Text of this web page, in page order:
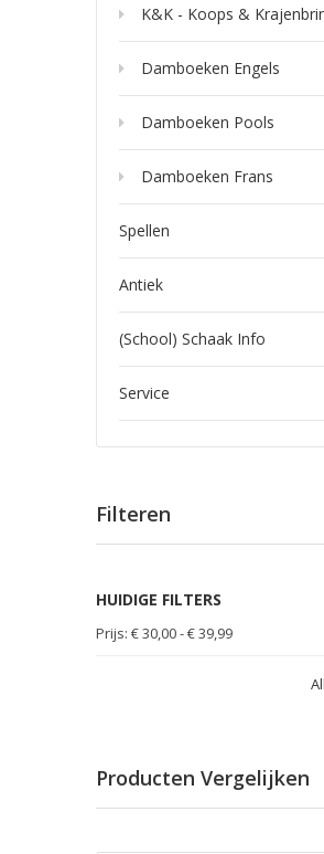
K&K - Koops &
Damboeken Engels
Damboeken Pools
Damboeken Frans
Spellen
Antiek
(School) Schaak Info
Service
Filteren
HUIDIGE FILTERS
Prijs € 30,00 - € 39,99
Producten Vergelijken